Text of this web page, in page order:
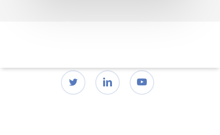
twitter linkedin youtube